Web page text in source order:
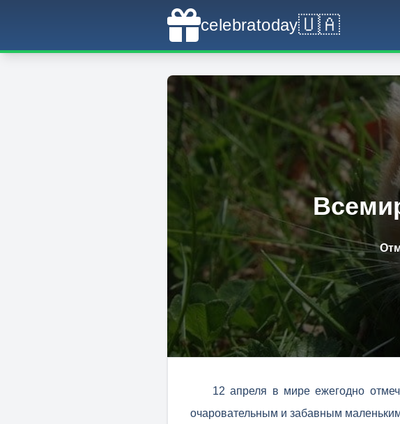
celebratoday🇺🇦
12 апреля в мире ежегодно
очаровательным и забавным